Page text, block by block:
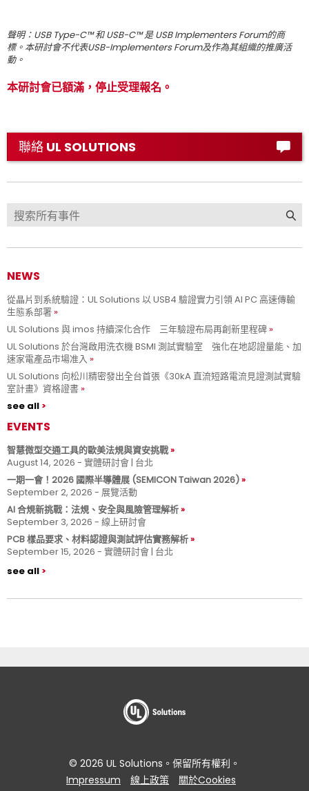
聲明：USB Type-C™ 和 USB-C™ 是 USB Implementers Forum的商
標。本研討會不代表USB-Implementers Forum及作為其組織的推廣活
動。
本研討會已額滿，停止受理報名。
聯絡 UL SOLUTIONS
NEWS
從晶片到系統驗證：UL Solutions 以 USB4 驗證實力引領 AI PC 高速傳輸
生態系部署
UL Solutions 與 imos 持續深化合作 三年驗證布局再創新里程碑
UL Solutions 於台灣啟用洗衣機 BSMI 測試實驗室 強化在地認證量能、加
速家電產品市場准入
UL Solutions 向松川精密發出全台首張《30kA 直流短路電流見證測試實驗
室計畫》資格證書
see all
EVENTS
智慧微型交通工具的歐美法規與資安挑戰
August 14, 2026 - 實體研討會 | 台北
一期一會！2026 國際半導體展 (SEMICON Taiwan 2026)
September 2, 2026 - 展覽活動
AI 合規新挑戰：法規、安全與風險管理解析
September 3, 2026 - 線上研討會
PCB 樣品要求、材料認證與測試評估實務解析
September 15, 2026 - 實體研討會 | 台北
see all
© 2026 UL Solutions。保留所有權利。
Impressum
線上政策
關於Cookies